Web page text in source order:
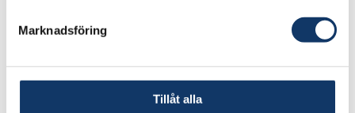
Marknadsföring
Tillåt alla